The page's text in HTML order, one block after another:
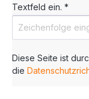
Textfeld ein. *
Diese Seite ist
die